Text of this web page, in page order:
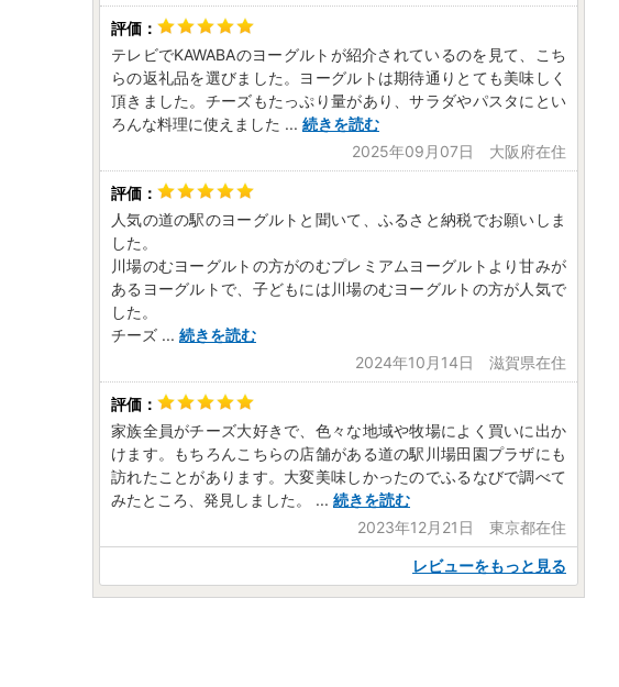
テレビでKAWABAのヨーグルトが紹介されているのを見て、こち
らの返礼品を選びました。ヨーグルトは期待通りとても美味しく
頂きました。チーズもたっぷり量があり、サラダやパスタにとい
ろんな料理に使えました ... 続きを読む
2025年09月07日 大阪府在住
人気の道の駅のヨーグルトと聞いて、ふるさと納税でお願いしま
した。
川場のむヨーグルトの方がのむプレミアムヨーグルトより甘みが
あるヨーグルトで、子どもには川場のむヨーグルトの方が人気で
した。
チーズ ... 続きを読む
2024年10月14日 滋賀県在住
家族全員がチーズ大好きで、色々な地域や牧場によく買いに出か
けます。もちろんこちらの店舗がある道の駅川場田園プラザにも
訪れたことがあります。大変美味しかったのでふるなびで調べて
みたところ、発見しました。
... 続きを読む
2023年12月21日 東京都在住
レビューをもっと見る